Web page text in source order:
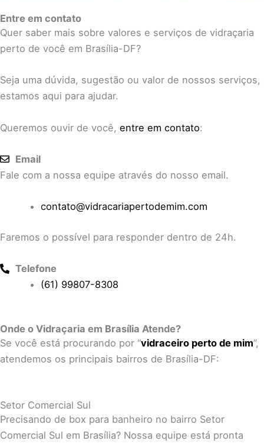
Entre em contato
Quer saber mais sobre valores e serviços de vidraçaria
perto de você em Brasília-DF?
Seja uma dúvida, sugestão ou valor de nossos serviços,
estamos aqui para ajudar.
Queremos ouvir de você, entre em contato:
Email
Fale com a nossa equipe através do nosso email.
contato@vidracariapertodemim.com
Faremos o possível para responder dentro de 24h.
Telefone
(61) 99807-8308
Onde o Vidraçaria em Brasília Atende?
Se você está procurando por “vidraceiro perto de mim”,
atendemos os principais bairros de Brasília-DF:
Setor Comercial Sul
Precisando de box para banheiro no bairro Setor
Comercial Sul em Brasília? Nossa equipe está pronta